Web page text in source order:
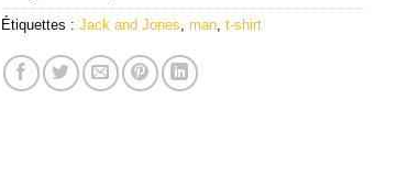
Étiquettes : Jack and Jones man t-shirt